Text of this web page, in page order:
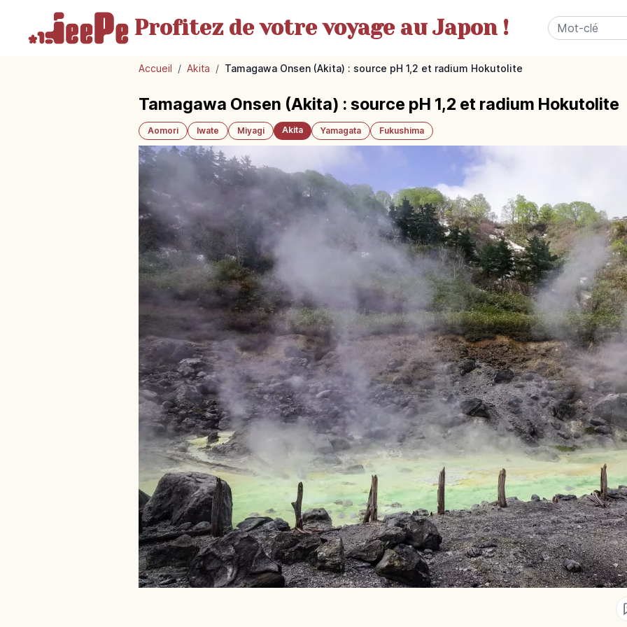
Profitez de votrevoyage au Japon !
Accueil / Akita / Tamagawa Onsen (Akita) : source pH 1,2 et radium Hokutolite
Tamagawa Onsen (Akita) : source pH 1,2 et radium Hokutolite
Aomori Iwate Miyagi Akita Yamagata Fukushima